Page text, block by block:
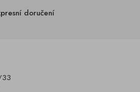
doručení
33